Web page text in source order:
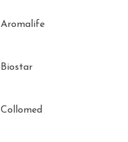
Aromalife
Biostar
Collomed